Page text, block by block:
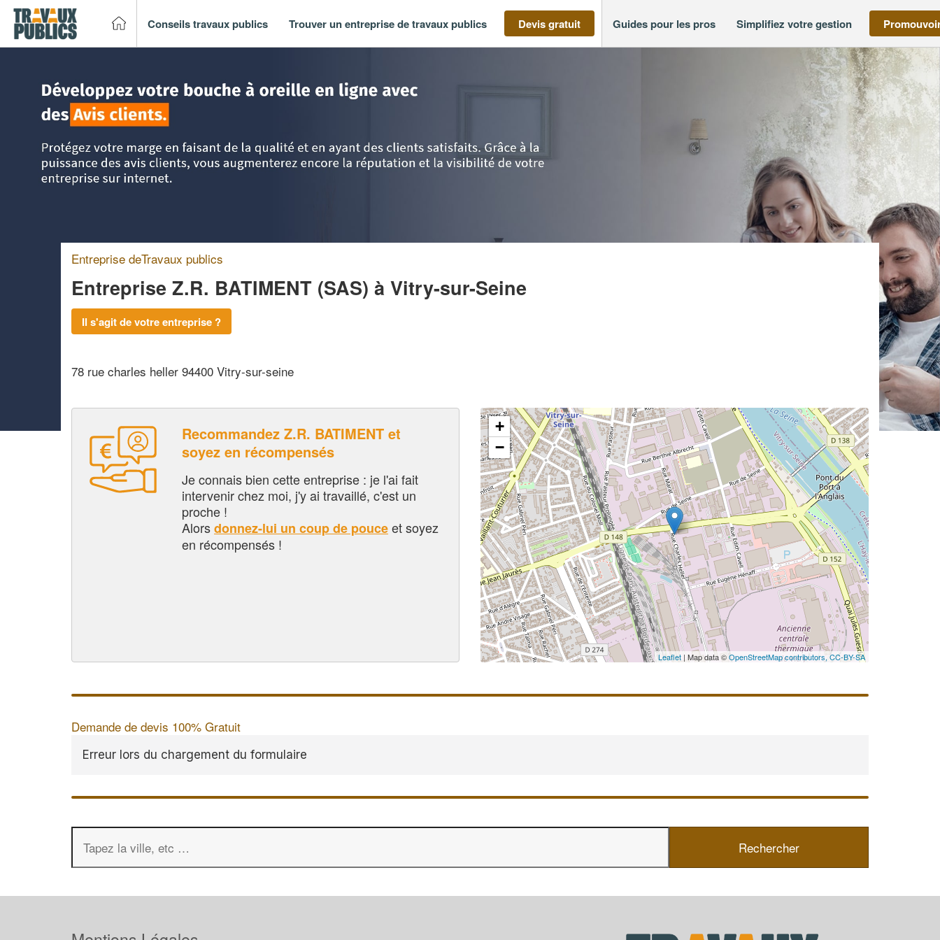
Conseils travaux publics Trouver un entreprise de travaux publics Devis gratuit Guides pour les pros Simplifiez votre gestion
Entreprise deTravaux publics
Entreprise Z.R. BATIMENT (SAS) à Vitry-sur-Seine
Il s'agit de votre entreprise ?
78 rue charles heller 94400 Vitry-sur-seine
Recommandez Z.R. BATIMENT et
soyez en récompensés
Je connais bien cette entreprise : je l'ai fait
intervenir chez moi, j'y ai travaillé, c'est un
proche !
Alorsdonnez-lui un coup de pouceet soyez
en récompensés !
+
−
Leaflet | Map data ©OpenStreetMap contributors, CC-BY-SA
Demande de devis 100% Gratuit
Erreur lors du chargement du formulaire
✕
Vous êtes un
professionnel ?
Augmentez votrechiffre d'affaires
vosmargestout en gagnant de
nouveaux clients!
En savoir plus